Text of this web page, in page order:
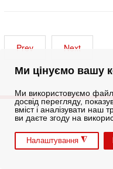
Ми цінуємо вашу
Ми використовуємо
досвід перегляду,
вміст і аналізувати наш
ви даєте згоду на
Налаштування ◮
Prev Next